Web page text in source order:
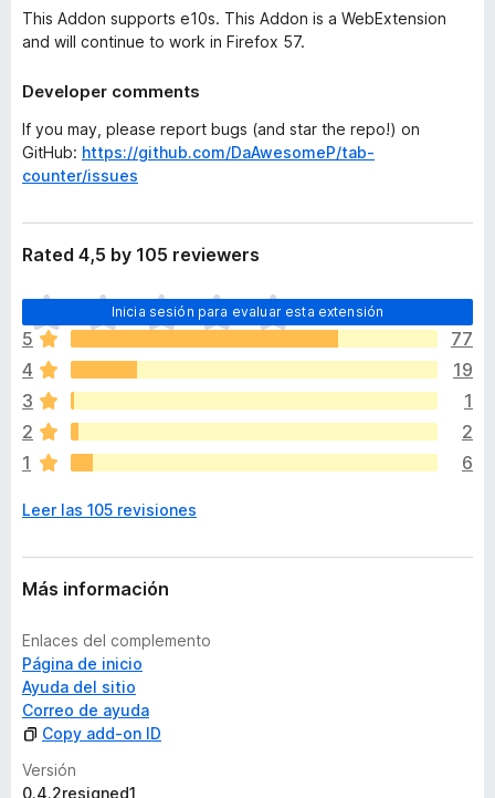
This Addon supports e10s. This Addon is a WebExtension
and will continue to work in Firefox 57.
Developer comments
If you may, please report bugs (and star the repo!) on
GitHub: https://github.com/DaAwesomeP/tab-
counter/issues
Rated 4,5 by 105 reviewers
Inicia sesión para evaluar esta extensión
T
o
d
a
v
a
n
h
y
v
l
o
r
a
c
o
n
5
77
4
19
3
1
2
2
1
6
Leer las 105 revisiones
Más información
Enlaces del complemento
Página de inicio
Ayuda del sitio
Correo de ayuda
Copy add-on ID
Versión
0.4.2resigned1